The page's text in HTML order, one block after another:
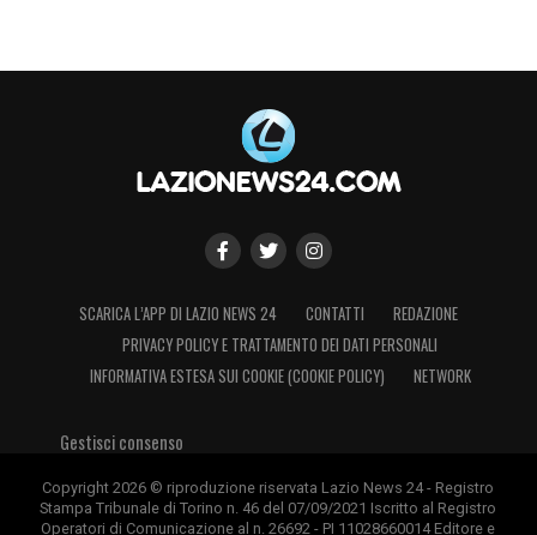
dirigenti e tutte le persone che lavorano ogni
giorno per questa società e che mi hanno
accompagnato nella mia crescita, sia come
calciatore che come persona. Ognuno di voi
porterò sempre con me, dentro e fuori dal
Per sempre nel mio cuore».
SCARICA L’APP DI LAZIO NEWS 24 CONTATTI
REDAZIONE
PRIVACY POLICY E TRATTAMENTO DEI DATI PERSONALI
INFORMATIVA ESTESA SUI COOKIE (COOKIE POLICY)
NETWORK
Gestisci consenso
Copyright 2026 © riproduzione riservata Lazio News 24 - Registro
Stampa Tribunale di Torino n. 46 del 07/09/2021 Iscritto al Registro
Operatori di Comunicazione al n. 26692 - PI 11028660014 Editore e